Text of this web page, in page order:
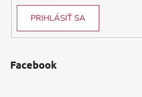
PRIHLÁSIŤ SA
Facebook